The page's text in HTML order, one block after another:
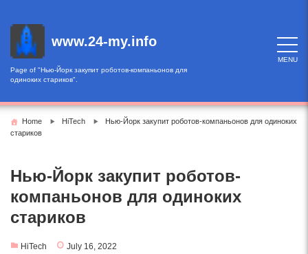
content
www.24-my.info
Page of "Нью-Йорк закупит роботов-компаньонов для
одиноких стариков".
MENU
Home HiTech
Нью-Йорк закупит роботов-компаньонов для одиноких
стариков
Нью-Йорк закупит роботов-
компаньонов для одиноких
стариков
HiTech July 16, 2022